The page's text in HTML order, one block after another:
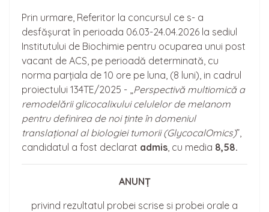
Prin urmare, Referitor la concursul ce s- a
desfășurat în perioada 06.03-24.04.2026 la sediul
Institutului de Biochimie pentru ocuparea unui post
vacant de ACS, pe perioadă determinată, cu
norma parțiala de 10 ore pe luna, (8 luni), in cadrul
proiectului 134TE/2025 - „Perspectivă multiomică a
remodelării glicocalixului celulelor de melanom
pentru definirea de noi ținte în domeniul
translațional al biologiei tumorii (GlycocalOmics)”,
candidatul a fost declarat admis, cu media 8,58.
ANUNȚ
privind rezultatul probei scrise si probei orale a